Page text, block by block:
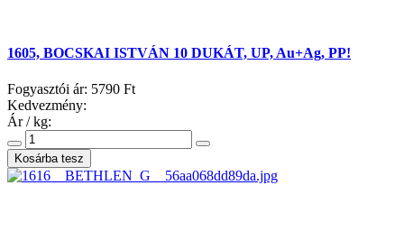
1605, BOCSKAI ISTVÁN 10 DUKÁT, UP, Au+Ag, PP!
Fogyasztói ár: 5790 Ft
Kedvezmény:
Ár / kg: